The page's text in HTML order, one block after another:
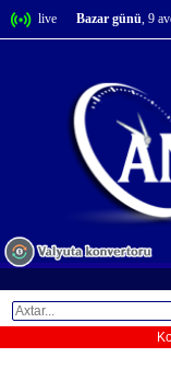
live Bazar günü, 9